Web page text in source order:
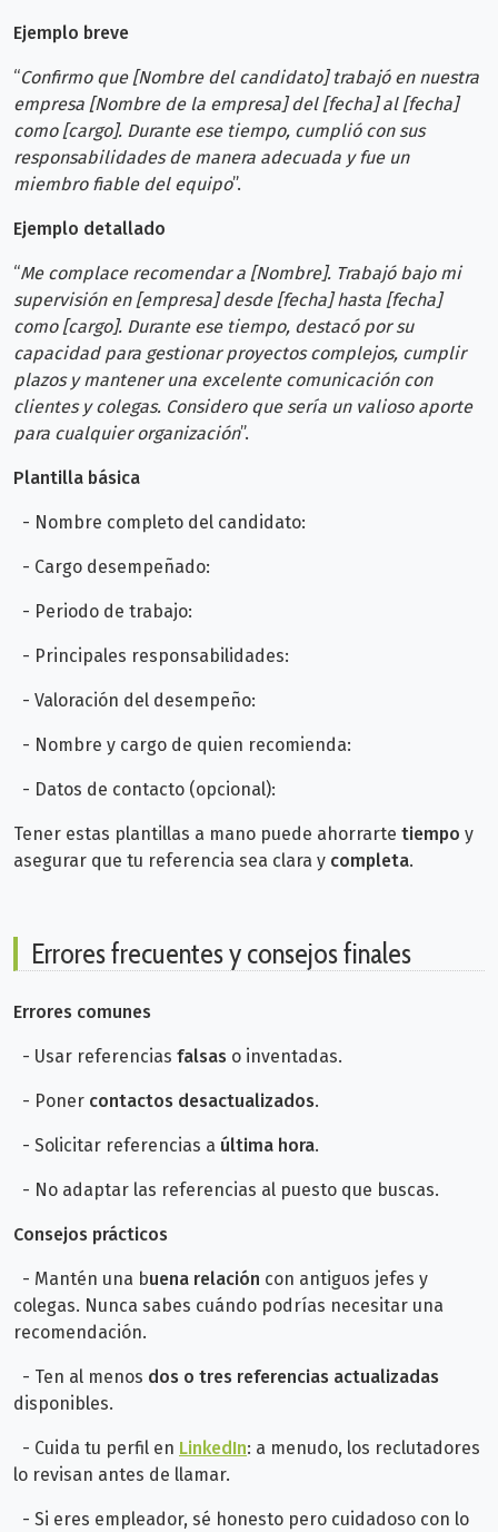
Ejemplo breve
“Confirmo que [Nombre del candidato] trabajó en nuestra
empresa [Nombre de la empresa] del [fecha] al [fecha]
como [cargo]. Durante ese tiempo, cumplió con sus
responsabilidades de manera adecuada y fue un
miembro fiable del equipo”.
Ejemplo detallado
“Me complace recomendar a [Nombre]. Trabajó bajo mi
supervisión en [empresa] desde [fecha] hasta [fecha]
como [cargo]. Durante ese tiempo, destacó por su
capacidad para gestionar proyectos complejos, cumplir
plazos y mantener una excelente comunicación con
clientes y colegas. Considero que sería un valioso aporte
para cualquier organización”.
Plantilla básica
- Nombre completo del candidato:
- Cargo desempeñado:
- Periodo de trabajo:
- Principales responsabilidades:
- Valoración del desempeño:
- Nombre y cargo de quien recomienda:
- Datos de contacto (opcional):
Tener estas plantillas a mano puede ahorrarte tiempo y
asegurar que tu referencia sea clara y completa.
Errores frecuentes y consejos finales
Errores comunes
- Usar referencias falsas o inventadas.
- Poner contactos desactualizados.
- Solicitar referencias a última hora.
- No adaptar las referencias al puesto que buscas.
Consejos prácticos
- Mantén una buena relación con antiguos jefes y
colegas. Nunca sabes cuándo podrías necesitar una
recomendación.
- Ten al menos dos o tres referencias actualizadas
disponibles.
- Cuida tu perfil en LinkedIn: a menudo, los reclutadores
lo revisan antes de llamar.
- Si eres empleador, sé honesto pero cuidadoso con lo